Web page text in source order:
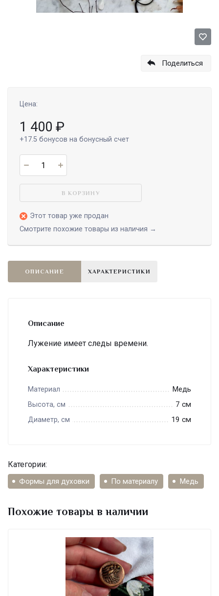
Поделиться
Цена:
1 400 ₽
+17.5 бонусов на бонусный счет
В КОРЗИНУ
Этот товар уже продан
Смотрите похожие товары из наличия →
ОПИСАНИЕ ХАРАКТЕРИСТИКИ
Описание
Лужение имеет следы времени.
Характеристики
Материал Медь
Высота, см 7 см
Диаметр, см 19 см
Категории:
Формы для духовки По материалу Медь
Похожие товары в наличии